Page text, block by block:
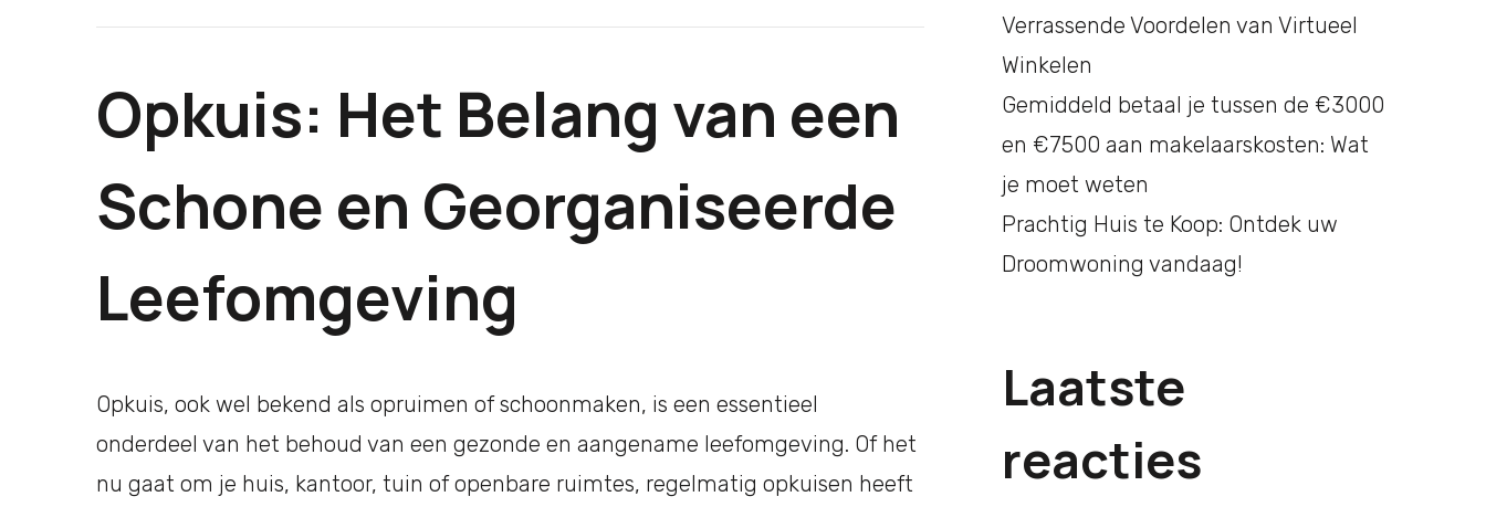
Opkuis: Het Belang van een
Schone en Georganiseerde
Leefomgeving
Opkuis, ook wel bekend als opruimen of schoonmaken, is een essentieel
onderdeel van het behoud van een gezonde en aangename leefomgeving. Of het
nu gaat om je huis, kantoor, tuin of openbare ruimtes, regelmatig opkuisen heeft
Verrassende Voordelen van Virtueel
Winkelen
Gemiddeld betaal je tussen de €3000
en €7500 aan makelaarskosten: Wat
je moet weten
Prachtig Huis te Koop: Ontdek uw
Droomwoning vandaag!
Laatste
reacties